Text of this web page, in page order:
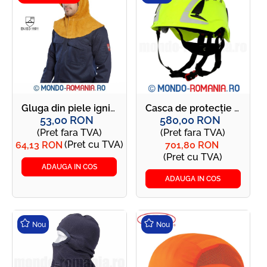
Gluga din piele ignifuga pentru sudori - SW33 - Capison WELDER
53,00 RON
(Pret fara TVA)
64,13 RON (Pret cu TVA)
ADAUGA IN COS
Casca de protecție 3M™ SecureFit™, seria X5014V-CE
580,00 RON
(Pret fara TVA)
701,80 RON
(Pret cu TVA)
ADAUGA IN COS
Nou Nou